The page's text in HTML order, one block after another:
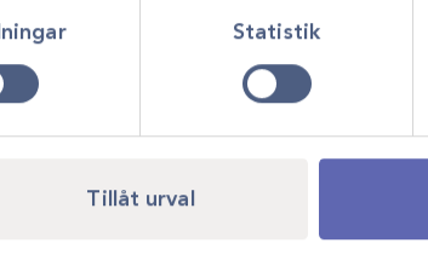
Statistik
Tillåt urval